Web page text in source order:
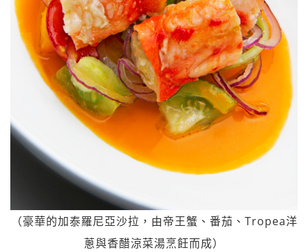
（豪華的加泰羅尼亞沙拉，由帝王蟹、番茄、Tropea洋
蔥與香醋涼菜湯烹飪而成）